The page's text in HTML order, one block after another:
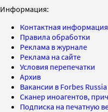
Информация:
Контактная информация
Правила обработки
Реклама в журнале
Реклама на сайте
Условия перепечатки
Архив
Вакансии в Forbes Russia
Сканер иноагентов,
Подписка на печатную